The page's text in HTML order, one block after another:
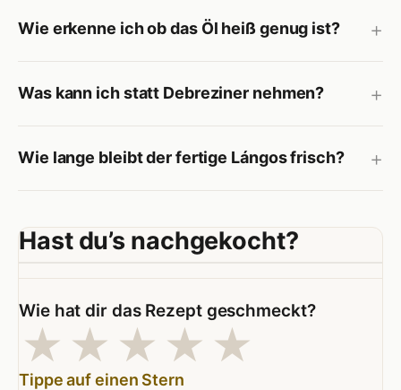
Wie erkenne ich ob das Öl heiß genug ist?
Was kann ich statt Debreziner nehmen?
Wie lange bleibt der fertige Lángos frisch?
Hast du’s nachgekocht?
Wie hat dir das Rezept geschmeckt?
★
★ 4 Sterne
★ 3 Sterne
★ 2 Sterne
★ 1 Sterne
Tippe auf einen Stern